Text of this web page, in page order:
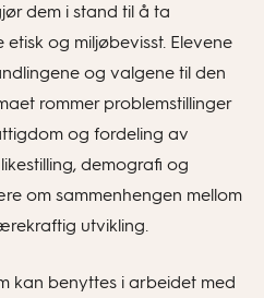
dem i stand til å ta
og miljøbevisst. Elevene
og valgene til den
rommer problemstillinger
og fordeling av
demografi og
om sammenhengen mellom
utvikling.
kan benyttes i arbeidet med